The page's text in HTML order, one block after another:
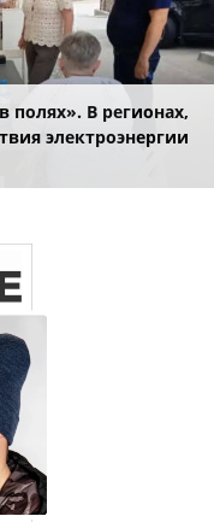
полях». В регионах,
электроэнергии